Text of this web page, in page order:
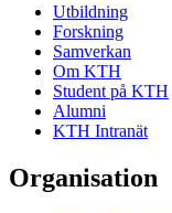
Utbildning
Forskning
Samverkan
Om KTH
Student på KTH
Alumni
KTH Intranät
Organisation